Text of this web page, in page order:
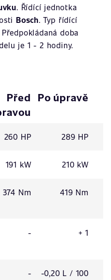
. Řídící jednotka
Bosch. Typ řídící
Předpokládaná doba
je 1 - 2 hodiny.
Před Po úpravě
260 HP 289 HP
191 kW 210 kW
374 Nm 419 Nm
- + 1
-
-0,20 L / 100